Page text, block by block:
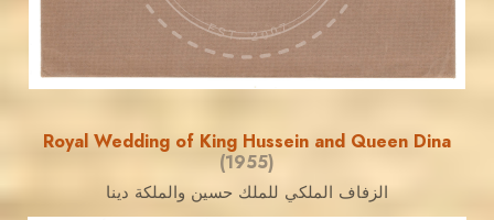
EST. 2007
Royal Wedding of King Hussein and Queen Dina
(1955)
الزفاف الملكي للملك حسين والملكة دينا